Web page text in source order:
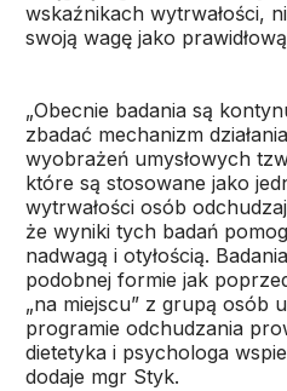
wskaźnikach wytrwałości,
swoją wagę jako
„Obecnie badania są
zbadać mechanizm
wyobrażeń umysłowych
które są stosowane jako
wytrwałości osób
że wyniki tych badań
nadwagą i otyłością.
podobnej formie jak
„na miejscu” z grupą osób
programie odchudzania
dietetyka i psychologa
dodaje mgr Styk.